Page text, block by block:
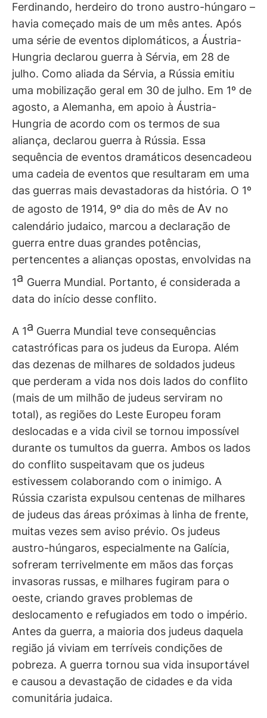
Ferdinando, herdeiro do trono austro-húngaro –
havia começado mais de um mês antes. Após
uma série de eventos diplomáticos, a Áustria-
Hungria declarou guerra à Sérvia, em 28 de
julho. Como aliada da Sérvia, a Rússia emitiu
uma mobilização geral em 30 de julho. Em 1º de
agosto, a Alemanha, em apoio à Áustria-
Hungria de acordo com os termos de sua
aliança, declarou guerra à Rússia. Essa
sequência de eventos dramáticos desencadeou
uma cadeia de eventos que resultaram em uma
das guerras mais devastadoras da história. O 1º
de agosto de 1914, 9º dia do mês de Av no
calendário judaico, marcou a declaração de
guerra entre duas grandes potências,
pertencentes a alianças opostas, envolvidas na
1a Guerra Mundial. Portanto, é considerada a
data do início desse conflito.
A 1a Guerra Mundial teve consequências
catastróficas para os judeus da Europa. Além
das dezenas de milhares de soldados judeus
que perderam a vida nos dois lados do conflito
(mais de um milhão de judeus serviram no
total), as regiões do Leste Europeu foram
deslocadas e a vida civil se tornou impossível
durante os tumultos da guerra. Ambos os lados
do conflito suspeitavam que os judeus
estivessem colaborando com o inimigo. A
Rússia czarista expulsou centenas de milhares
de judeus das áreas próximas à linha de frente,
muitas vezes sem aviso prévio. Os judeus
austro-húngaros, especialmente na Galícia,
sofreram terrivelmente em mãos das forças
invasoras russas, e milhares fugiram para o
oeste, criando graves problemas de
deslocamento e refugiados em todo o império.
Antes da guerra, a maioria dos judeus daquela
região já viviam em terríveis condições de
pobreza. A guerra tornou sua vida insuportável
e causou a devastação de cidades e da vida
comunitária judaica.